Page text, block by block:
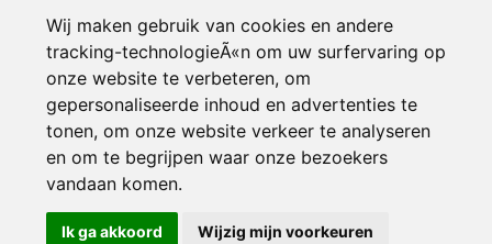
Wij maken gebruik van cookies en andere
tracking-technologieÃ«n om uw surfervaring op
onze website te verbeteren, om
gepersonaliseerde inhoud en advertenties te
tonen, om onze website verkeer te analyseren
en om te begrijpen waar onze bezoekers
vandaan komen.
Ik ga akkoord Wijzig mijn voorkeuren
© 2000-2026 UFE Media:Managersonline.nl|Brisk magazine